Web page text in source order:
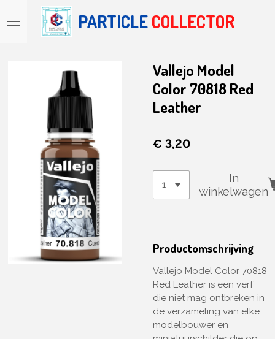
direct
PARTICLE COLLECTOR
Vallejo Model
Color 70818 Red
Leather
€ 3,20
In
winkelwagen
Productomschrijving
Vallejo Model Color 70818
Red Leather is een verf
die niet mag ontbreken in
de verzameling van elke
modelbouwer en